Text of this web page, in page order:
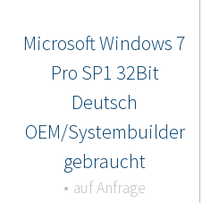
Microsoft Windows 7
Pro SP1 32Bit
Deutsch
OEM/Systembuilder
gebraucht
auf Anfrage